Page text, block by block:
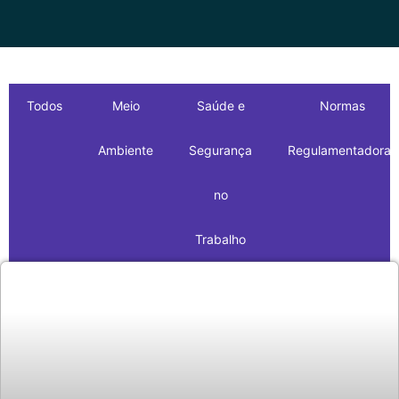
Todos Meio
Ambiente
Saúde e
Segurança
no
Trabalho
Normas
Regulamentadoras